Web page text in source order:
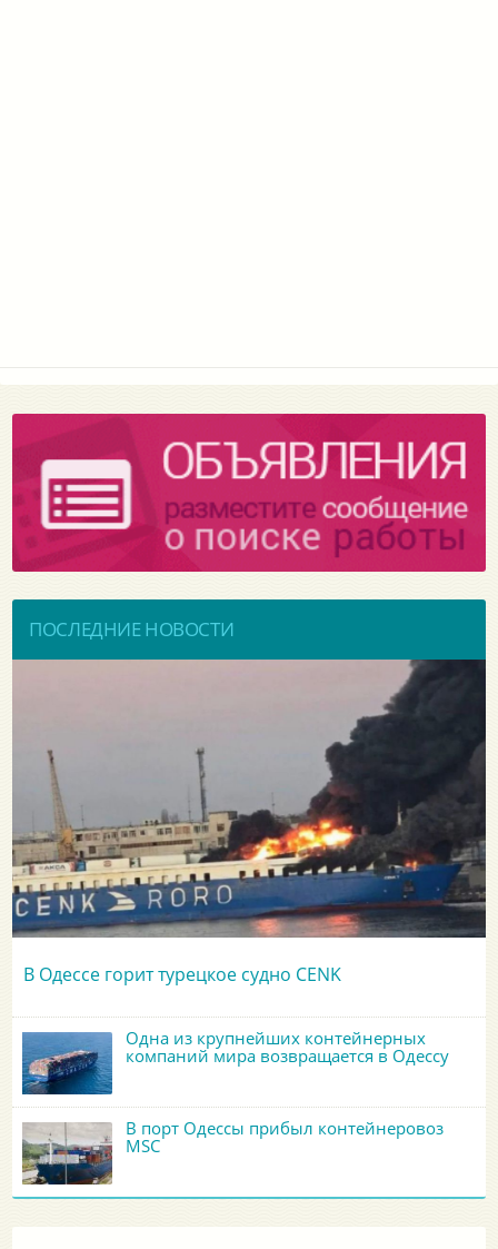
ПОСЛЕДНИЕ НОВОСТИ
В Одессе горит турецкое судно CENK
Одна из крупнейших контейнерных
компаний мира возвращается в Одессу
В порт Одессы прибыл контейнеровоз
MSC